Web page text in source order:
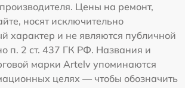
Цены на ремонт,
носят исключительно
характер и не являются публичной
п. 2 ст. 437 ГК РФ. Названия и
марки Artelv упоминаются
целях — чтобы обозначить